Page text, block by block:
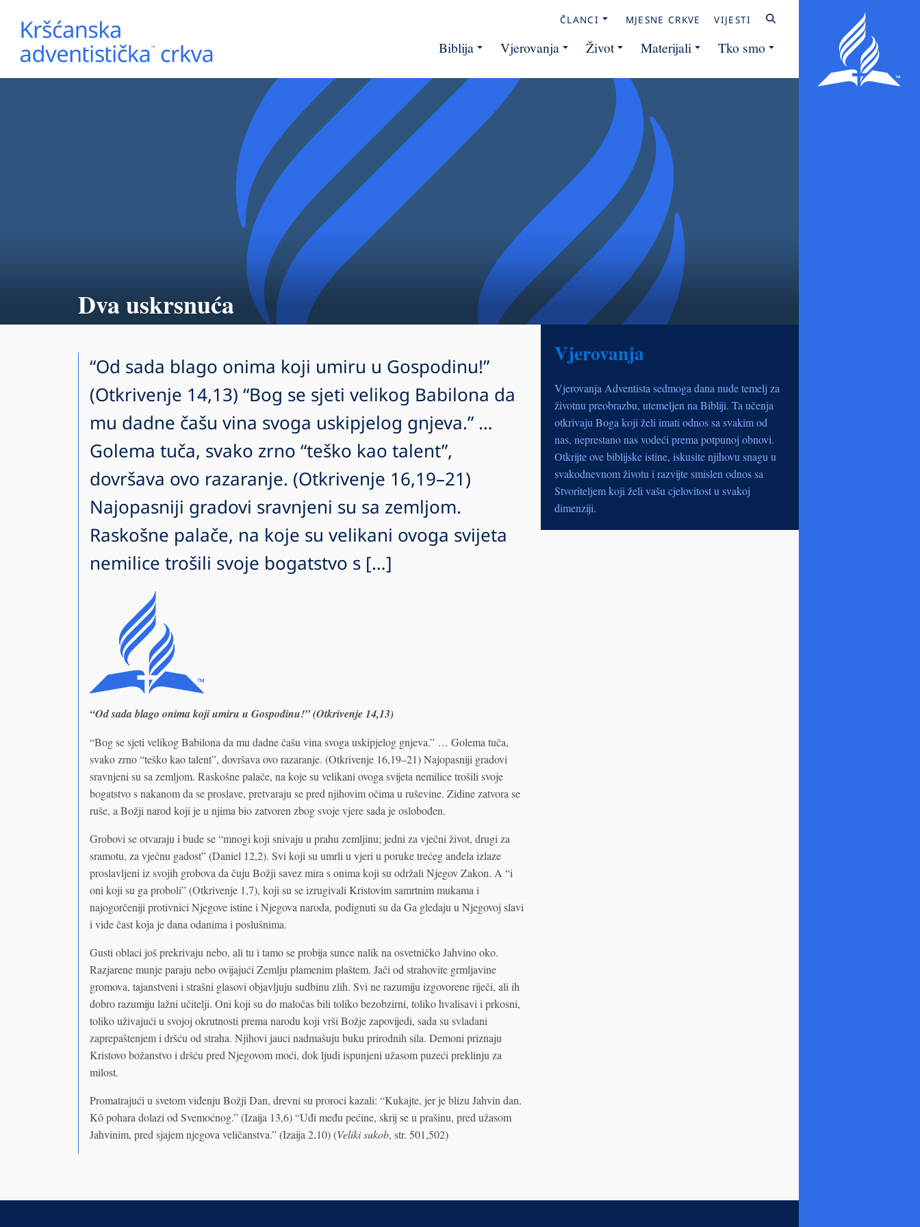
ČLANCI MJESNE CRKVE VIJESTI
Biblija Vjerovanja Život Materijali Tko smo
Dva uskrsnuća
“Od sada blago onima koji umiru u Gospodinu!”
(Otkrivenje 14,13) “Bog se sjeti velikog Babilona da
mu dadne čašu vina svoga uskipjelog gnjeva.” …
Golema tuča, svako zrno “teško kao talent”,
dovršava ovo razaranje. (Otkrivenje 16,19–21)
Najopasniji gradovi sravnjeni su sa zemljom.
Raskošne palače, na koje su velikani ovoga svijeta
nemilice trošili svoje bogatstvo s […]
“Od sada blago onima koji umiru u Gospodinu!” (Otkrivenje 14,13)
“Bog se sjeti velikog Babilona da mu dadne čašu vina svoga uskipjelog gnjeva.” … Golema tuča,
svako zrno “teško kao talent”, dovršava ovo razaranje. (Otkrivenje 16,19–21) Najopasniji gradovi
sravnjeni su sa zemljom. Raskošne palače, na koje su velikani ovoga svijeta nemilice trošili svoje
bogatstvo s nakanom da se proslave, pretvaraju se pred njihovim očima u ruševine. Zidine zatvora se
ruše, a Božji narod koji je u njima bio zatvoren zbog svoje vjere sada je oslobođen.
Grobovi se otvaraju i bude se “mnogi koji snivaju u prahu zemljinu; jedni za vječni život, drugi za
sramotu, za vječnu gadost” (Daniel 12,2). Svi koji su umrli u vjeri u poruke trećeg anđela izlaze
proslavljeni iz svojih grobova da čuju Božji savez mira s onima koji su održali Njegov Zakon. A “i
oni koji su ga proboli” (Otkrivenje 1,7), koji su se izrugivali Kristovim samrtnim mukama i
najogorčeniji protivnici Njegove istine i Njegova naroda, podignuti su da Ga gledaju u Njegovoj slavi
i vide čast koja je dana odanima i poslušnima.
Gusti oblaci još prekrivaju nebo, ali tu i tamo se probija sunce nalik na osvetničko Jahvino oko.
Razjarene munje paraju nebo ovijajući Zemlju plamenim plaštem. Jači od strahovite grmljavine
gromova, tajanstveni i strašni glasovi objavljuju sudbinu zlih. Svi ne razumiju izgovorene riječi, ali ih
dobro razumiju lažni učitelji. Oni koji su do maločas bili toliko bezobzirni, toliko hvalisavi i prkosni,
toliko uživajući u svojoj okrutnosti prema narodu koji vrši Božje zapovijedi, sada su svladani
zaprepaštenjem i dršću od straha. Njihovi jauci nadmašuju buku prirodnih sila. Demoni priznaju
Kristovo božanstvo i dršću pred Njegovom moći, dok ljudi ispunjeni užasom puzeći preklinju za
milost.
Promatrajući u svetom viđenju Božji Dan, drevni su proroci kazali: “Kukajte, jer je blizu Jahvin dan.
Kô pohara dolazi od Svemoćnog.” (Izaija 13,6) “Uđi među pećine, skrij se u prašinu, pred užasom
Jahvinim, pred sjajem njegova veličanstva.” (Izaija 2,10) (Veliki sukob, str. 501,502)
Vjerovanja
Vjerovanja Adventista sedmoga dana nude temelj za
životnu preobrazbu, utemeljen na Bibliji. Ta učenja
otkrivaju Boga koji želi imati odnos sa svakim od
nas, neprestano nas vodeći prema potpunoj obnovi.
Otkrijte ove biblijske istine, iskusite njihovu snagu u
svakodnevnom životu i razvijte smislen odnos sa
Stvoriteljem koji želi vašu cjelovitost u svakoj
dimenziji.